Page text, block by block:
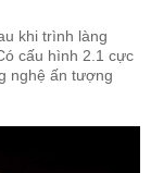
khi trình làng
cấu hình 2.1 cực
nghệ ấn tượng